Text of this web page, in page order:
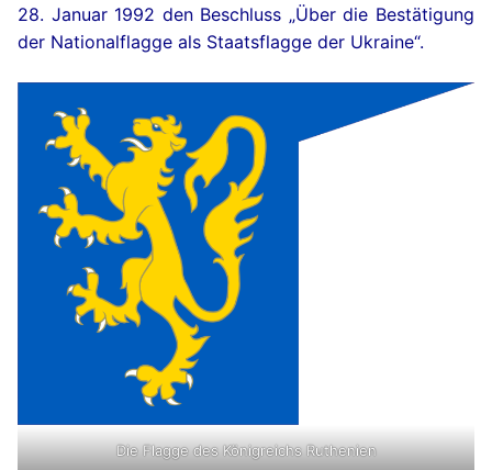
28. Januar 1992 den Beschluss „Über die Bestätigung
der Nationalflagge als Staatsflagge der Ukraine“.
Die Flagge des Königreichs Ruthenien